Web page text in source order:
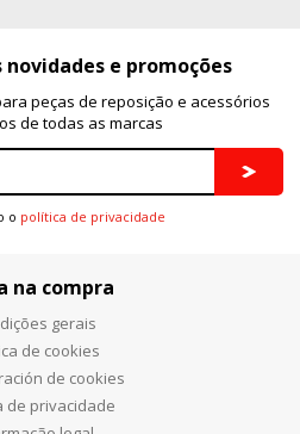
novidades e promoções
peças de reposição e acessórios
de todas as marcas
o política de privacidade
na compra
gerais
de cookies
de cookies
de privacidade